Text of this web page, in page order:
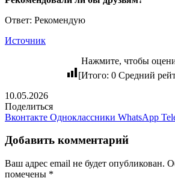
Ответ: Рекомендую
Источник
Нажмите, чтобы
[Итого: 0Средний
10.05.2026
Поделиться
Вконтакте Одноклассники WhatsApp
Добавить комментарий
Ваш адрес email не будет опубликован.
помечены *